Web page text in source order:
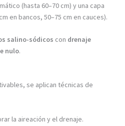
(hasta 60–70 cm) y una capa
en bancos, 50–75 cm en cauces).
salino-sódicos con drenaje
nulo.
se aplican técnicas de
la aireación y el drenaje.